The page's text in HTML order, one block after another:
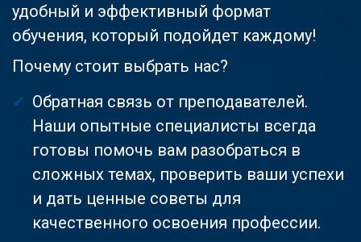
удобный и эффективный формат
обучения, который подойдет каждому!
Почему стоит выбрать нас?
Обратная связь от преподавателей.
Наши опытные специалисты всегда
готовы помочь вам разобраться в
сложных темах, проверить ваши успехи
и дать ценные советы для
качественного освоения профессии.